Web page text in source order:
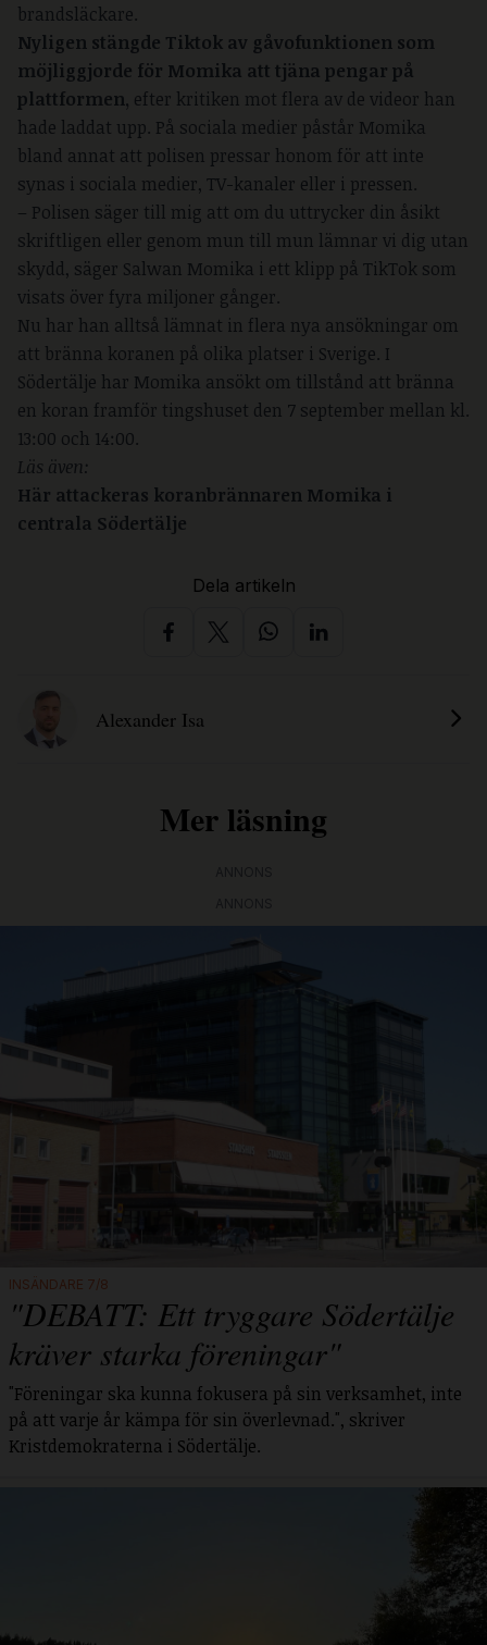
brandsläckare.
Nyligen stängde Tiktok av gåvofunktionen som
möjliggjorde för Momika att tjäna pengar på
plattformen, efter kritiken mot flera av de videor han
hade laddat upp. På sociala medier påstår Momika
bland annat att polisen pressar honom för att inte
synas i sociala medier, TV-kanaler eller i pressen.
– Polisen säger till mig att om du uttrycker din åsikt
skriftligen eller genom mun till mun lämnar vi dig utan
skydd, säger Salwan Momika i ett klipp på TikTok som
visats över fyra miljoner gånger.
Nu har han alltså lämnat in flera nya ansökningar om
att bränna koranen på olika platser i Sverige. I
Södertälje har Momika ansökt om tillstånd att bränna
en koran framför tingshuset den 7 september mellan kl.
13:00 och 14:00.
Läs även:
Här attackeras koranbrännaren Momika i
centrala Södertälje
Dela artikeln
Alexander Isa
Mer läsning
INSÄNDARE 7/8
"DEBATT: Ett tryggare Södertälje
kräver starka föreningar"
"Föreningar ska kunna fokusera på sin verksamhet, inte
på att varje år kämpa för sin överlevnad.", skriver
Kristdemokraterna i Södertälje.